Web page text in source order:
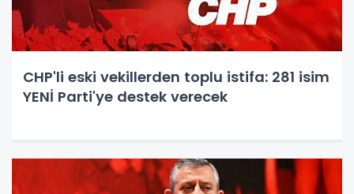
CHP'li eski vekillerden toplu istifa: 281 isim
YENİ Parti'ye destek verecek